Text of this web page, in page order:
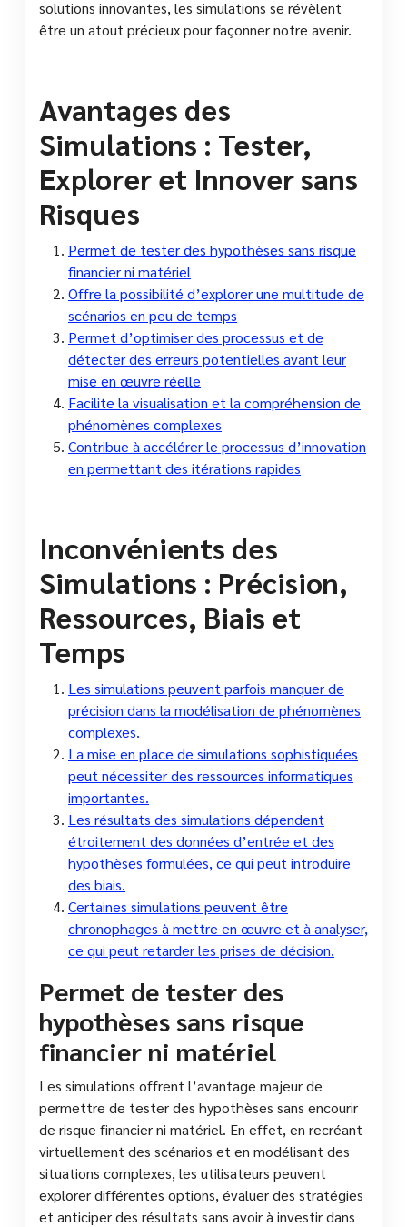
solutions innovantes, les simulations se révèlent
être un atout précieux pour façonner notre avenir.
Avantages des
Simulations : Tester,
Explorer et Innover sans
Risques
Permet de tester des hypothèses sans risque
financier ni matériel
Offre la possibilité d’explorer une multitude de
scénarios en peu de temps
Permet d’optimiser des processus et de
détecter des erreurs potentielles avant leur
mise en œuvre réelle
Facilite la visualisation et la compréhension de
phénomènes complexes
Contribue à accélérer le processus d’innovation
en permettant des itérations rapides
Inconvénients des
Simulations : Précision,
Ressources, Biais et
Temps
Les simulations peuvent parfois manquer de
précision dans la modélisation de phénomènes
complexes.
La mise en place de simulations sophistiquées
peut nécessiter des ressources informatiques
importantes.
Les résultats des simulations dépendent
étroitement des données d’entrée et des
hypothèses formulées, ce qui peut introduire
des biais.
Certaines simulations peuvent être
chronophages à mettre en œuvre et à analyser,
ce qui peut retarder les prises de décision.
Permet de tester des
hypothèses sans risque
financier ni matériel
Les simulations offrent l’avantage majeur de
permettre de tester des hypothèses sans encourir
de risque financier ni matériel. En effet, en recréant
virtuellement des scénarios et en modélisant des
situations complexes, les utilisateurs peuvent
explorer différentes options, évaluer des stratégies
et anticiper des résultats sans avoir à investir dans